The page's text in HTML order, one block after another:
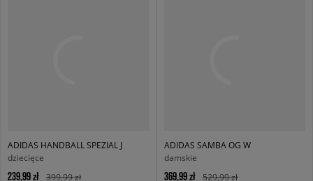
ADIDAS HANDBALL SPEZIAL J
dziecięce
239,99 zł
399,99 zł
ADIDAS SAMBA OG W
damskie
369,99 zł
529,99 zł